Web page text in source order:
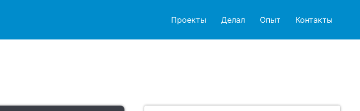
Проекты Делал Опыт Контакты